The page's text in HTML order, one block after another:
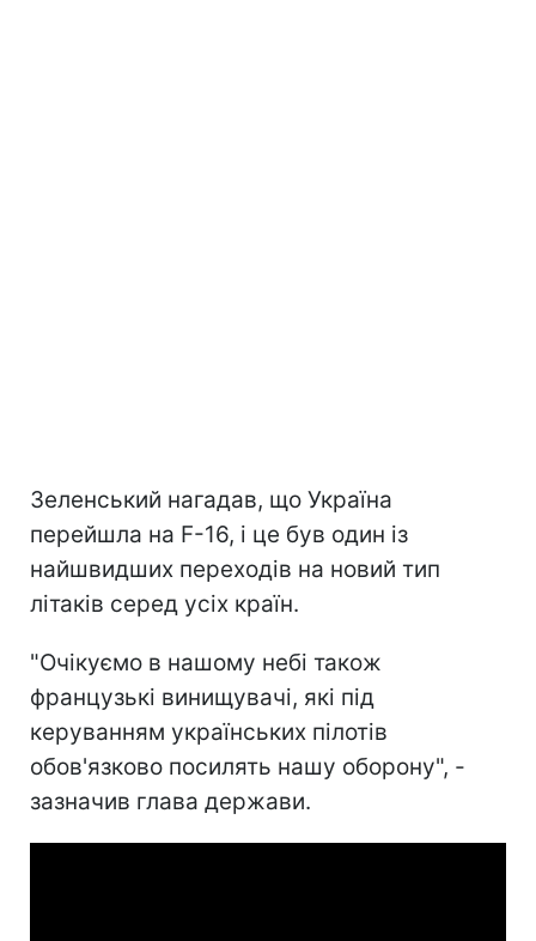
Зеленський нагадав, що Україна
перейшла на F-16, і це був один із
найшвидших переходів на новий тип
літаків серед усіх країн.
"Очікуємо в нашому небі також
французькі винищувачі, які під
керуванням українських пілотів
обов'язково посилять нашу оборону", -
зазначив глава держави.